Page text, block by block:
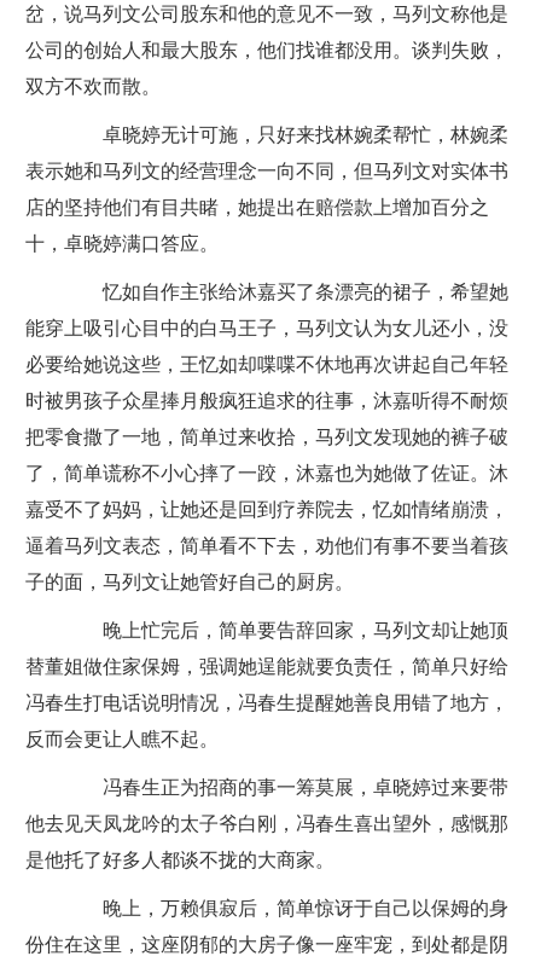
岔，说马列文公司股东和他的意见不一致，马列文称他是
公司的创始人和最大股东，他们找谁都没用。谈判失败，
双方不欢而散。
卓晓婷无计可施，只好来找林婉柔帮忙，林婉柔
表示她和马列文的经营理念一向不同，但马列文对实体书
店的坚持他们有目共睹，她提出在赔偿款上增加百分之
十，卓晓婷满口答应。
忆如自作主张给沐嘉买了条漂亮的裙子，希望她
能穿上吸引心目中的白马王子，马列文认为女儿还小，没
必要给她说这些，王忆如却喋喋不休地再次讲起自己年轻
时被男孩子众星捧月般疯狂追求的往事，沐嘉听得不耐烦
把零食撒了一地，简单过来收拾，马列文发现她的裤子破
了，简单谎称不小心摔了一跤，沐嘉也为她做了佐证。沐
嘉受不了妈妈，让她还是回到疗养院去，忆如情绪崩溃，
逼着马列文表态，简单看不下去，劝他们有事不要当着孩
子的面，马列文让她管好自己的厨房。
晚上忙完后，简单要告辞回家，马列文却让她顶
替董姐做住家保姆，强调她逞能就要负责任，简单只好给
冯春生打电话说明情况，冯春生提醒她善良用错了地方，
反而会更让人瞧不起。
冯春生正为招商的事一筹莫展，卓晓婷过来要带
他去见天凤龙吟的太子爷白刚，冯春生喜出望外，感慨那
是他托了好多人都谈不拢的大商家。
晚上，万赖俱寂后，简单惊讶于自己以保姆的身
份住在这里，这座阴郁的大房子像一座牢宠，到处都是阴